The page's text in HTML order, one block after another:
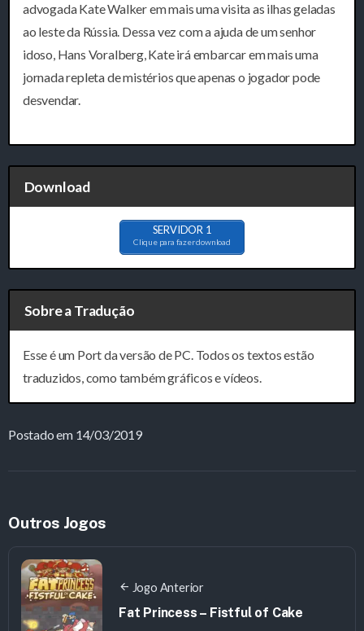
advogada Kate Walker em mais uma visita as ilhas geladas
ao leste da Rússia. Dessa vez com a ajuda de um senhor
idoso, Hans Voralberg, Kate irá embarcar em mais uma
jornada repleta de mistérios que apenas o jogador pode
desvendar.
Download
SERVIDOR 1
Clique para fazer download
Sobre a Tradução
Esse é um Port da versão de PC. Todos os textos estão
traduzidos, como também gráficos e vídeos.
Postado em 14/03/2019
Outros Jogos
Jogo Anterior
Fat Princess – Fistful of Cake